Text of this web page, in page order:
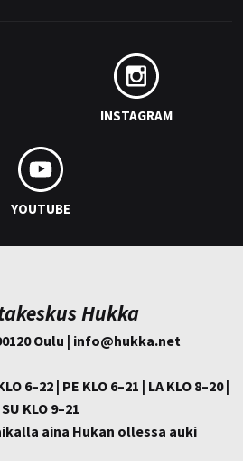
INSTAGRAM
YOUTUBE
Hukka
Oulu | info@hukka.net
6–22 | PE KLO 6–21 | LA KLO 8–20 |
SU KLO 9–21
aina Hukan ollessa auki